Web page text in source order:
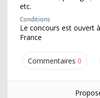
Commentaires 0
etc.
Conditions
Le concours est ouvert
France